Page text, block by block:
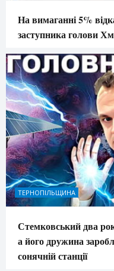
На вимаганні 5%
заступника голови
ТЕРНОПІЛЬЩИНА
Стемковський два
а його дружина
сонячній станції